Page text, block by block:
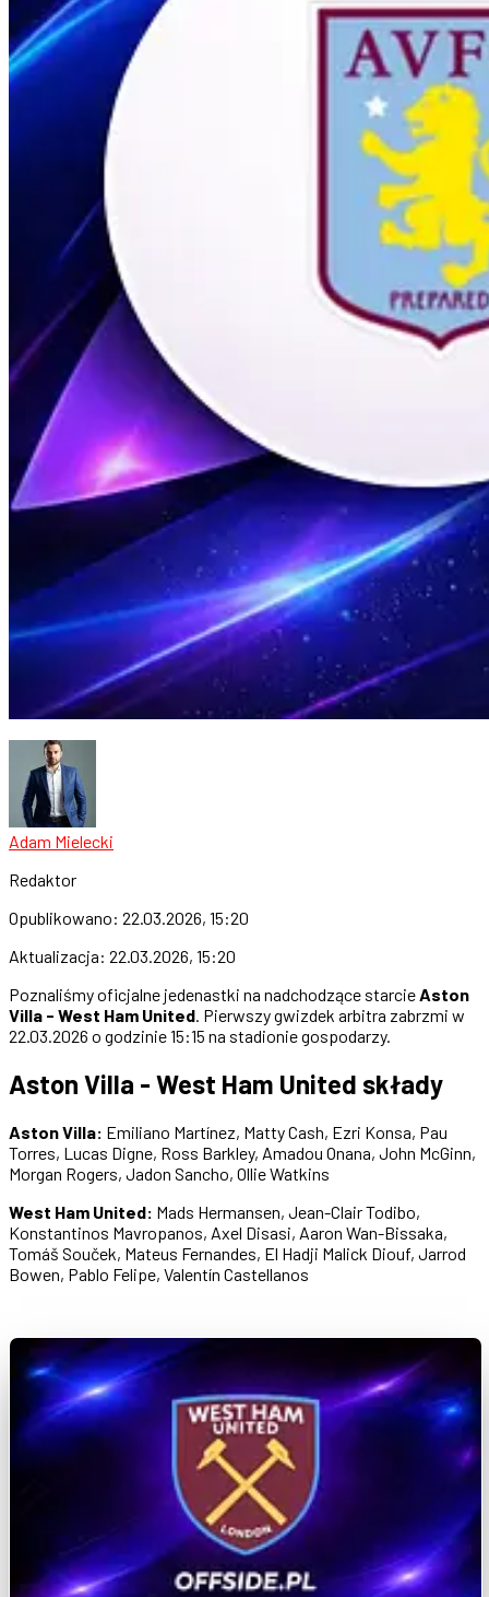
Adam Mielecki
Redaktor
Opublikowano: 22.03.2026, 15:20
Aktualizacja: 22.03.2026, 15:20
Poznaliśmy oficjalne jedenastki na nadchodzące starcieAston
Villa - West Ham United. Pierwszy gwizdek arbitra zabrzmi w
22.03.2026 o godzinie 15:15 na stadionie gospodarzy.
Aston Villa - West Ham United składy
Aston Villa: Emiliano Martínez, Matty Cash, Ezri Konsa, Pau
Torres, Lucas Digne, Ross Barkley, Amadou Onana, John McGinn,
Morgan Rogers, Jadon Sancho, Ollie Watkins
West Ham United: Mads Hermansen, Jean-Clair Todibo,
Konstantinos Mavropanos, Axel Disasi, Aaron Wan-Bissaka,
Tomáš Souček, Mateus Fernandes, El Hadji Malick Diouf, Jarrod
Bowen, Pablo Felipe, Valentín Castellanos